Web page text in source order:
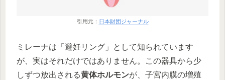
引用元： 日本財団ジャーナル
ミレーナは「避妊リング」として知られています
が、実はそれだけではありません。この器具から少
しずつ放出される黄体ホルモンが、子宮内膜の増殖